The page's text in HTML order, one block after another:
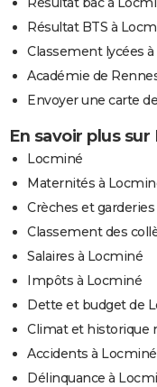
Résultat BTS à
Classement lycées
Académie de
Envoyer une carte
En savoir plus
Locminé
Maternités à
Crèches et
Classement des
Salaires à Locminé
Impôts à Locminé
Dette et budget de
Climat et historique
Accidents à Locminé
Délinquance à